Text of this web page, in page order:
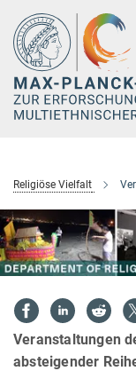
Hauptinhalt
Religiöse Vielfalt
Veranstaltungen
absteigender